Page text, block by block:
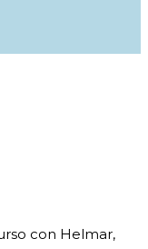
con Helmar,